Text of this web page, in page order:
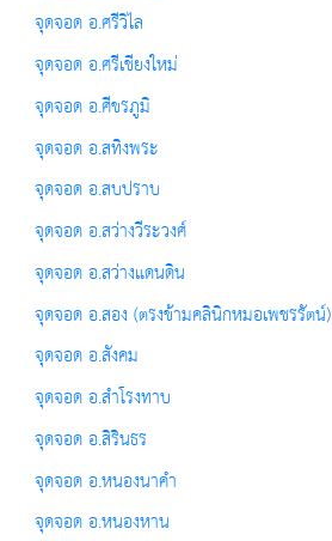
จุดจอด อ.ศรีวิไล
จุดจอด อ.ศรีเชียงใหม่
จุดจอด อ.ศีขรภูมิ
จุดจอด อ.สทิงพระ
จุดจอด อ.สบปราบ
จุดจอด อ.สว่างวีระวงศ์
จุดจอด อ.สว่างแดนดิน
จุดจอด อ.สอง (ตรงข้ามคลินิกหมอเพชรรัตน์)
จุดจอด อ.สังคม
จุดจอด อ.สำโรงทาบ
จุดจอด อ.สิรินธร
จุดจอด อ.หนองนาคำ
จุดจอด อ.หนองหาน